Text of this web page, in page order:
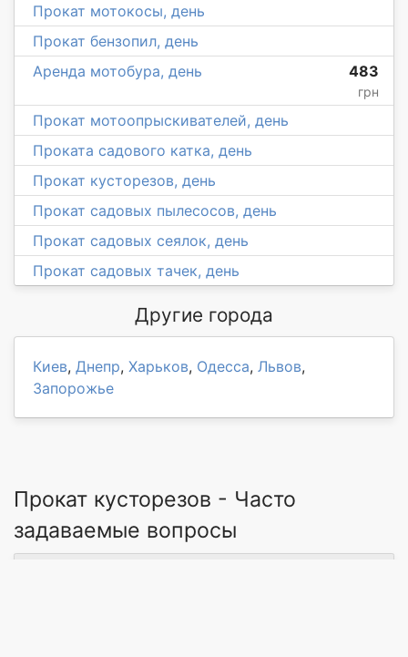
Прокат мотокосы, день
Прокат бензопил, день
Аренда мотобура, день
483
грн
Прокат мотоопрыскивателей, день
Проката садового катка, день
Прокат кусторезов, день
Прокат садовых пылесосов, день
Прокат садовых сеялок, день
Прокат садовых тачек, день
Другие города
Киев, Днепр, Харьков, Одесса, Львов,
Запорожье
Прокат кусторезов - Часто
задаваемые вопросы